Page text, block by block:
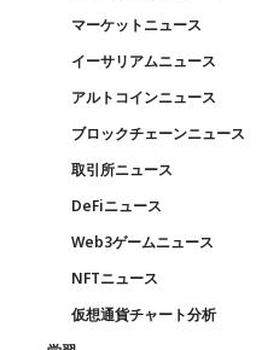
マーケットニュース
イーサリアムニュース
アルトコインニュース
ブロックチェーンニュース
取引所ニュース
DeFiニュース
Web3ゲームニュース
NFTニュース
仮想通貨チャート分析